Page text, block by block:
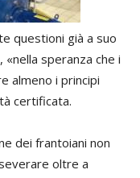
questioni già a suo
speranza che i
almeno i principi
certificata.
dei frantoiani non
oltre a